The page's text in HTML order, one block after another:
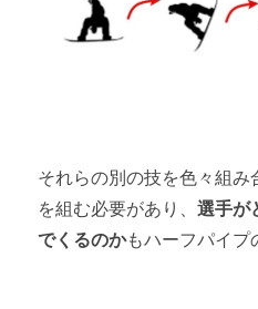
それらの別の技を色々組み
を組む必要があり、選手が
でくるのかもハーフパイプ